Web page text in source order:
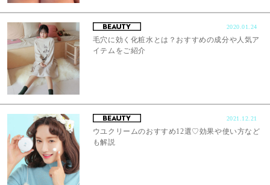
2020.01.24
毛穴に効く化粧水とは？おすすめの成分や人気ア
イテムをご紹介
2021.12.21
ウユクリームのおすすめ12選♡効果や使い方など
も解説